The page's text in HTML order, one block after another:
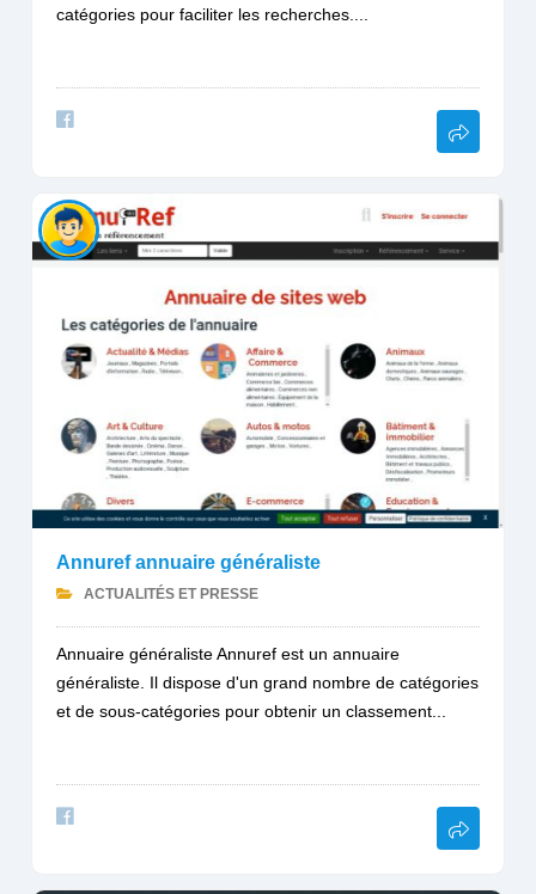
catégories pour faciliter les recherches....
Annuref annuaire généraliste
ACTUALITÉS ET PRESSE
Annuaire généraliste Annuref est un annuaire
généraliste. Il dispose d'un grand nombre de catégories
et de sous-catégories pour obtenir un classement...